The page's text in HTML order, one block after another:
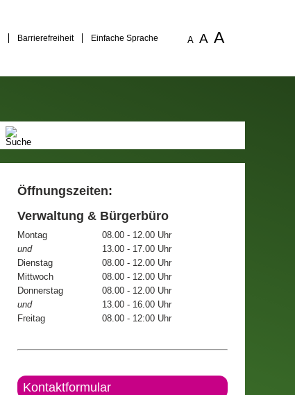
Barrierefreiheit Einfache Sprache A A A
Öffnungszeiten:
Verwaltung & Bürgerbüro
Montag
08.00 - 12.00 Uhr
und
13.00 - 17.00 Uhr
Dienstag
08.00 - 12.00 Uhr
Mittwoch
08.00 - 12.00 Uhr
Donnerstag
08.00 - 12.00 Uhr
und
13.00 - 16.00 Uhr
Freitag
08.00 - 12:00 Uhr
Kontaktformular